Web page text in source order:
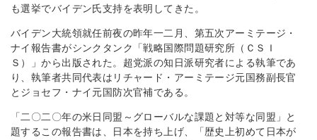
も選挙でバイデン氏支持を表明してきた。
バイデン大統領就任前夜の昨年一二月、第五次アーミテージ・
ナイ報告書がシンクタンク「戦略国際問題研究所（ＣＳＩ
Ｓ）」から出版された。超党派の知日派研究者による執筆であ
り、執筆者共同代表はリチャード・アーミテージ元国務副長官
とジョセフ・ナイ元国防次官補である。
「二〇二〇年の米日同盟～グローバルな課題と対等な同盟」と
題するこの報告書は、日本を持ち上げ、「歴史上初めて日本が